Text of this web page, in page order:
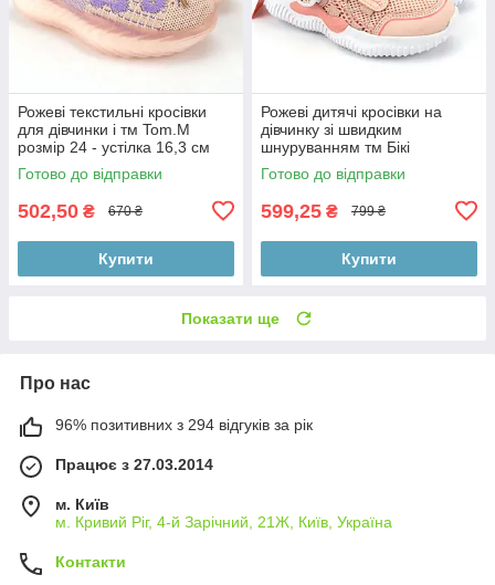
Рожеві текстильні кросівки
для дівчинки і тм Tom.M
розмір 24 - устілка 16,3 см
Готово до відправки
502,50 ₴ 670 ₴
Купити
Рожеві дитячі кросівки на
дівчинку зі швидким
шнуруванням тм Бікі
Готово до відправки
599,25 ₴ 799 ₴
Купити
Показати ще
Про нас
96% позитивних з 294 відгуків за рік
Працює з 27.03.2014
м. Київ
м. Кривий Ріг, 4-й Зарічний, 21Ж, Київ, Україна
Контакти